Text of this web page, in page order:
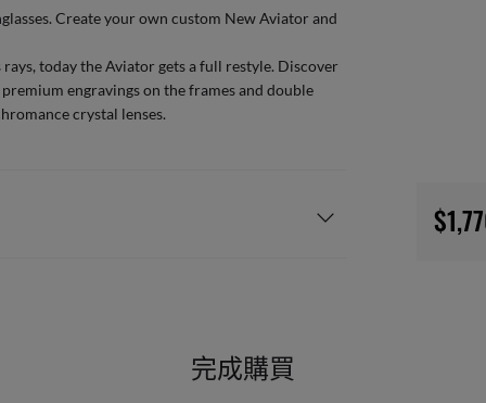
. Create your own custom New Aviator and
today the Aviator gets a full restyle. Discover
engravings on the frames and double
crystal lenses.
完成購買